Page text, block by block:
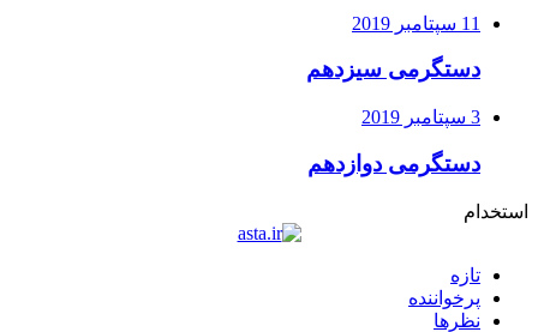
11 سپتامبر 2019
دستگرمی سیزدهم
3 سپتامبر 2019
دستگرمی دوازدهم
استخدام
تازه
پرخواننده
نظرها